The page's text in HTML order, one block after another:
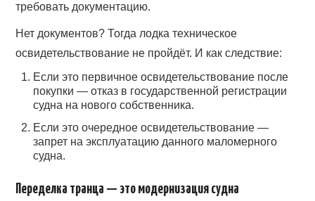
требовать документацию.
Нет документов? Тогда лодка техническое
освидетельствование не пройдёт. И как следствие:
Если это первичное освидетельствование после
покупки — отказ в государственной регистрации
судна на нового собственника.
Если это очередное освидетельствование —
запрет на эксплуатацию данного маломерного
судна.
Переделка транца — это модернизация судна